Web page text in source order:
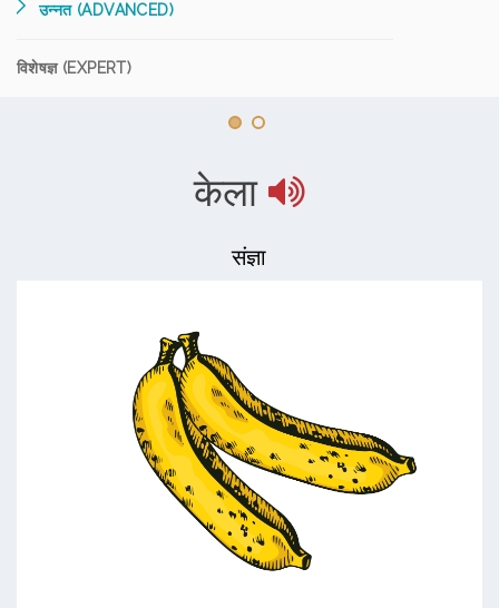
उन्नत (ADVANCED)
विशेषज्ञ (EXPERT)
केला
संज्ञा